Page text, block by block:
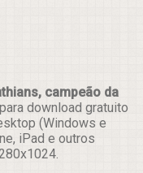
campeão da
download gratuito
(Windows e
iPad e outros